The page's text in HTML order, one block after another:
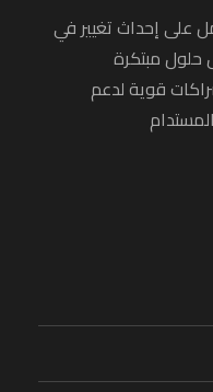
على إحداث تغيير في
حلول مبتكرة
قوية لدعم